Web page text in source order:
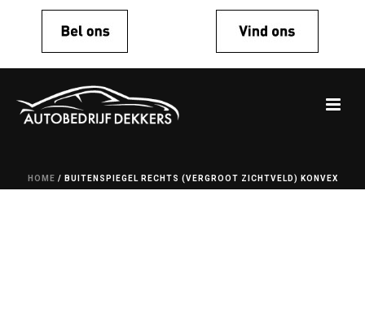
HOME / BUITENSPIEGEL RECHTS (VERGROOT ZICHTVELD) KONVEX